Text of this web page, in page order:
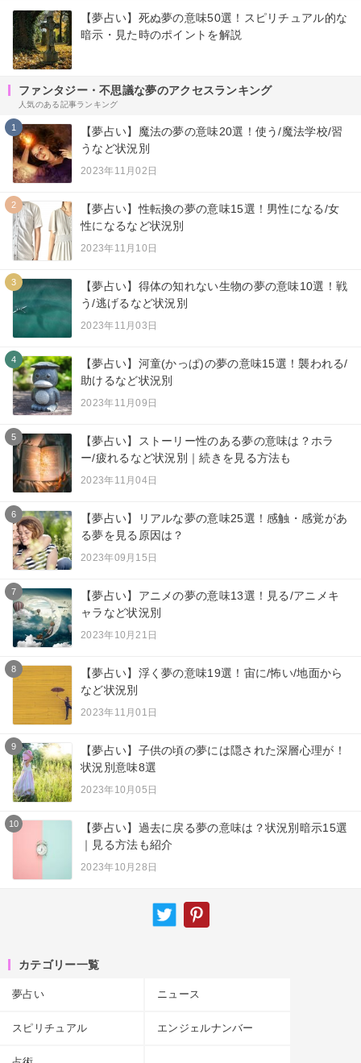
【夢占い】死ぬ夢の意味50選！スピリチュアル的な
暗示・見た時のポイントを解説
ファンタジー・不思議な夢のアクセスランキング
人気のある記事ランキング
1
【夢占い】魔法の夢の意味20選！使う/魔法学校/習
うなど状況別
2023年11月02日
2
【夢占い】性転換の夢の意味15選！男性になる/女
性になるなど状況別
2023年11月10日
3
【夢占い】得体の知れない生物の夢の意味10選！戦
う/逃げるなど状況別
2023年11月03日
4
【夢占い】河童(かっぱ)の夢の意味15選！襲われる/
助けるなど状況別
2023年11月09日
5
【夢占い】ストーリー性のある夢の意味は？ホラ
ー/疲れるなど状況別｜続きを見る方法も
2023年11月04日
6
【夢占い】リアルな夢の意味25選！感触・感覚があ
る夢を見る原因は？
2023年09月15日
7
【夢占い】アニメの夢の意味13選！見る/アニメキ
ャラなど状況別
2023年10月21日
8
【夢占い】浮く夢の意味19選！宙に/怖い/地面から
など状況別
2023年11月01日
9
【夢占い】子供の頃の夢には隠された深層心理が！
状況別意味8選
2023年10月05日
10
【夢占い】過去に戻る夢の意味は？状況別暗示15選
｜見る方法も紹介
2023年10月28日
カテゴリー一覧
夢占い ニュース
スピリチュアル エンジェルナンバー